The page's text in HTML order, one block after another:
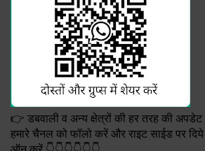
👉 डबवाली व अन्य क्षेत्रों की हर तरह की
हमारे चैनल को फॉलो करें और राइट साईड पर